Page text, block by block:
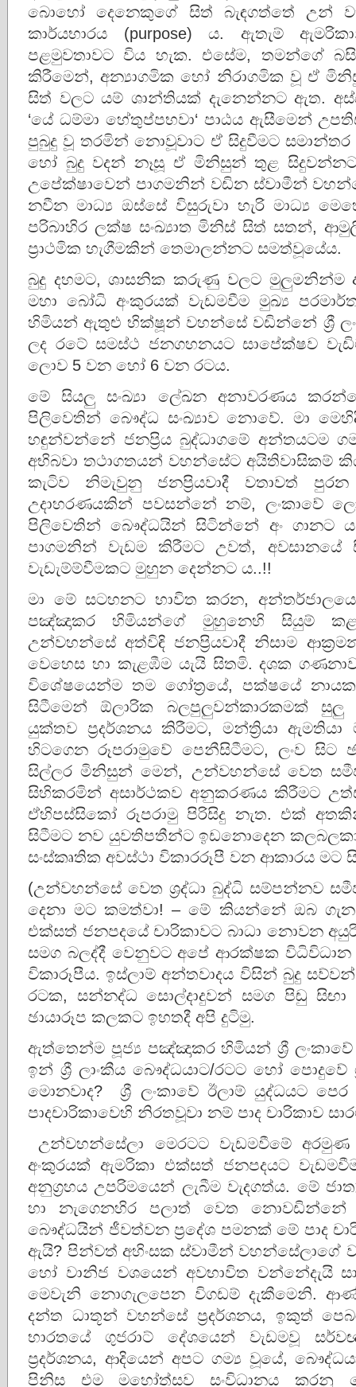
බොහෝ දෙනෙකුගේ සිත් බැඳගත්තේ උන්
කාර්යභාරය (purpose) ය. ඇතැම්
පළමුවතාවට විය හැක. එසේම, තමන්ගේ
කිරීමෙන්, අන්‍යාගමික හෝ නිරාගමික වූ ඒ
සිත් වලට යම් ශාන්තියක් දැනෙන්නට ඇත.
‘යේ ධම්මා හේතුප්පභවා‘ පාඨය ඇසීමෙන්
පුබුදු වූ තරමින් නොවූවාට ඒ සිදුවීමට
හෝ බුදු වදන් නෑසූ ඒ මිනිසුන් තුළ සිදුවන්නට
උපේක්ෂාවෙන් පාගමනින් වඩින ස්වාමීන්
නවීන මාධ්‍ය ඔස්සේ විසුරුවා හැරි මාධ්‍ය
පරිබාහිර ලක්ෂ සංඛ්‍යාත මිනිස් සිත් සතන්,
ප්‍රාථමික හැගීමකින් තෙමාලන්නට සමත්වූයේය.
බුදු දහමට, ශාසනික කරුණු වලට මුලුමනින්ම
මහා බෝධි අංකුරයක් වැඩමවීම මුඛ්‍ය
හිමියන් ඇතුළු භික්ෂූන් වහන්සේ වඩින්නේ ශ්‍රී
ලද රටේ සමස්ථ ජනගහනයට සාපේක්ෂව
ලොව 5 වන හෝ 6 වන රටය.
මේ සියලු සංඛ්‍යා ලේඛන අනාවරණය
පිලිවෙතින් බෞද්ධ සංඛ්‍යාව නොවේ. මා
හඳුන්වන්නේ ජනප්‍රිය බුද්ධාගමේ අන්තයටම
අභිබවා තථාගතයන් වහන්සේට අයිතිවාසිකම්
කැටිව නිමැවුනු ජනප්‍රියවාදී වතාවත්
උදාහරණයකින් පවසන්නේ නම්, ලංකාවේ
පිලිවෙතින් බෞද්ධයින් සිටින්නේ අං ගානට
පාගමනින් වැඩම කිරීමට උවත්, අවසානයේ
වැඩැම්ම්වීමකට මුහුන දෙන්නට ය..!!
මා මේ සටහනට භාවිත කරන,
පඤ්ඤාකර හිමියන්ගේ මුහුනෙහි සියුම්
උන්වහන්සේ අත්විඳි ජනප්‍රියවාදී නිසාම
වෙහෙස හා කැළඹීම යැයි සිතමි. දශක
විශේෂයෙන්ම තම ගෝත්‍රයේ, පක්ෂයේ
සිටීමෙන් ඕලාරික බලපුලුවන්කාරකමක්
යුක්තව ප්‍රදර්ශනය කිරීමට, මන්ත්‍රියා
හිටගෙන රූපරාමුවේ පෙනීසිටීමට, ලංව සිට
සිල්ලර මිනිසුන් මෙන්, උන්වහන්සේ වෙත
සිහිකරමින් අසාර්ථකව අනුකරණය කිරීමට
ඒහිපස්සිකෝ රූපරාමු පිරිසිදු නැත. එක්
සිටීමට නව යුවතිපතීන්ට ඉඩනොදෙන
සංස්කෘතික අවස්ථා විකාරරූපී වන ආකාරය මට
(උන්වහන්සේ වෙත ශ්‍රද්ධා බුද්ධි සම්පන්නව
දෙනා මට කමත්වා! – මේ කියන්නේ ඔබ
එක්සත් ජනපදයේ චාරිකාවට බාධා නොවන
සමග බලද්දී වෙනුවට අපේ ආරක්ෂක විධිවිධාන
විකාරූපීය. ඉස්ලාම් අන්තවාදය විසින් බුදු
රටක, සන්නද්ධ සොල්දාදුවන් සමග පිඬු
ඡායාරූප කලකට ඉහතදී අපි දුටිමු.
ඇත්තෙන්ම පූජ්‍ය පඤ්ඤාකර හිමියන් ශ්‍රී ලංකාවේ
ඉන් ශ්‍රී ලාංකීය බෞද්ධයාට/රටට හෝ පොදුවේ
මොනවාද? ශ්‍රී ලංකාවේ ඊලාම් යුද්ධයට
පාදචාරිකාවෙහි නිරතවූවා නම් පාද චාරිකාව
උන්වහන්සේලා මෙරටට වැඩමවීමේ
අංකුරයක් ඇමරිකා එක්සත් ජනපදයට
අනුග්‍රහය උපරිමයෙන් ලැබීම වැදගත්ය. මේ
හා නැගෙනහිර පලාත් වෙත
බෞද්ධයින් ජීවත්වන ප්‍රදේශ පමනක් මේ පාද
ඇයි? පින්වත් අහිංසක ස්වාමීන් වහන්සේලාගේ
හෝ වානිජ වශයෙන් අවභාවිත වන්නේදැයි
මෙවැනි නොගැලපෙන විගඩම් දැකීමෙනි.
දන්ත ධාතූන් වහන්සේ ප්‍රදර්ශනය, ඉකුත්
භාරතයේ ගුජරාට් දේශයෙන් වැඩමවූ
ප්‍රදර්ශනය, ආදියෙන් අපට ගම්‍ය වූයේ,
පිනිස එම මහෝත්සව සංවිධානය කරනු